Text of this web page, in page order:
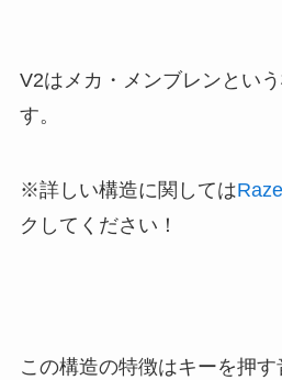
V2はメカ・メンブレンとい
す。
※詳しい構造に関しては
クしてください！
この構造の特徴はキーを押